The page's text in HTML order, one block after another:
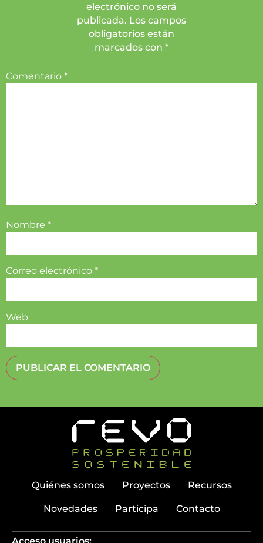
electrónico no será
publicada. Los campos
obligatorios están
marcados con *
Comentario *
Nombre *
Correo electrónico *
Web
Quiénes somos Proyectos Recursos
Novedades Participa Contacto